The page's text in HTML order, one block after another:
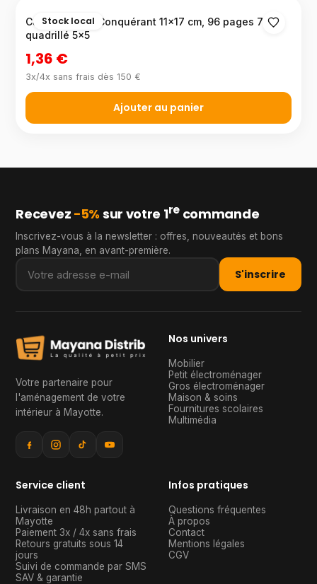
Stock local
Carnet agrafé Conquérant 11×17 cm, 96 pages 70 g
quadrillé 5×5
1,36 €
3x/4x sans frais dès 150 €
Ajouter au panier
Recevez −5% sur votre 1recommande
Inscrivez-vous à la newsletter : offres, nouveautés et bons
plans Mayana, en avant-première.
S'inscrire
Votre partenaire pour
l'aménagement de votre
intérieur à Mayotte.
Nos univers
Mobilier
Petit électroménager
Gros électroménager
Maison & soins
Fournitures scolaires
Multimédia
Service client
Livraison en 48h partout à
Mayotte
Paiement 3x / 4x sans frais
Retours gratuits sous 14
jours
Suivi de commande par SMS
SAV & garantie
Infos pratiques
Questions fréquentes
À propos
Contact
Mentions légales
CGV